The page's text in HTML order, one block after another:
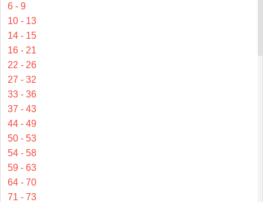
6 - 9
10 - 13
14 - 15
16 - 21
22 - 26
27 - 32
33 - 36
37 - 43
44 - 49
50 - 53
54 - 58
59 - 63
64 - 70
71 - 73